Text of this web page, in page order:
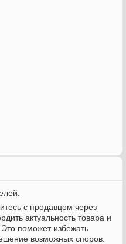
с продавцом через
актуальность товара и
поможет избежать
возможных споров.